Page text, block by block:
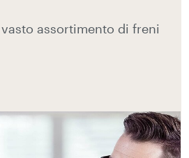
assortimento di freni